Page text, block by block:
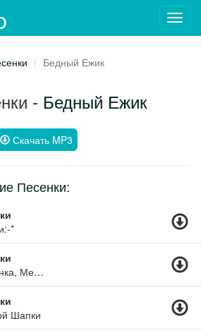
Бедный Ежик
- Бедный Ежик
Скачать MP3
Песенки:
*
Куда, Ты Тропинка, Меня Привела ?
Шапки